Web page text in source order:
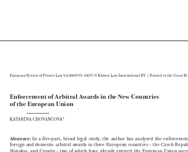


 
 
Enforcement of Arbitral Awards in the New Countries
of the European Union
In  a  fi
  ve-part,  broad  legal  study,  the  author  has  analyzed  the  enforcement  of
European Review of Private Law 6-2008[995-1007] © Kluwer Law International BV Printed in the Great Britain